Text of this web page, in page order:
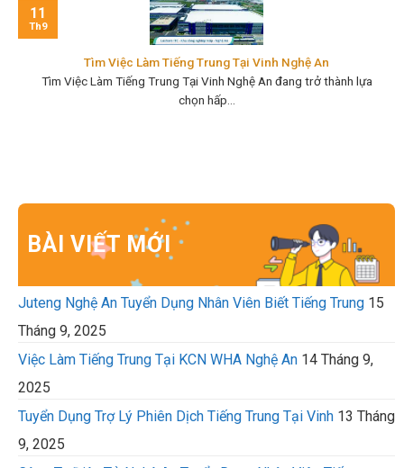
Tìm Việc Làm Tiếng Trung Tại Vinh Nghệ An
Tìm Việc Làm Tiếng Trung Tại Vinh Nghệ An đang trở thành lựa
chọn hấp...
11
Th9
BÀI VIẾT MỚI
Juteng Nghệ An Tuyển Dụng Nhân Viên Biết Tiếng Trung 15
Tháng 9, 2025
Việc Làm Tiếng Trung Tại KCN WHA Nghệ An 14 Tháng 9,
2025
Tuyển Dụng Trợ Lý Phiên Dịch Tiếng Trung Tại Vinh 13 Tháng
9, 2025